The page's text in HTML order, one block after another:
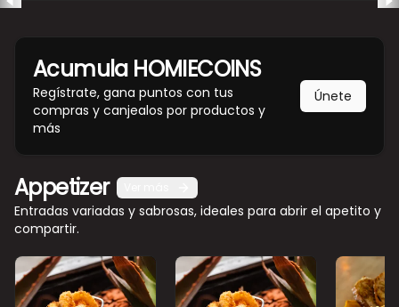
Acumula HOMIECOINS
Regístrate, gana puntos con tus
compras y canjealos por productos y
más
Únete
Appetizer
Entradas variadas y sabrosas, ideales para abrir el apetito y
compartir.